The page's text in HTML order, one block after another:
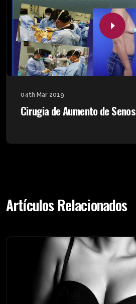
04th Mar 2019
Cirugia de Aumento de Senos
Artículos Relacionados